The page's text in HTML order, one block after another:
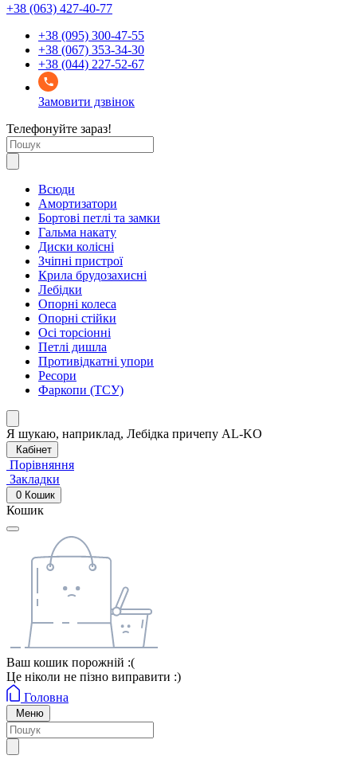
+38 (063) 427-40-77
+38 (095) 300-47-55
+38 (067) 353-34-30
+38 (044) 227-52-67
Замовити дзвінок
Телефонуйте зараз!
Всюди
Амортизатори
Бортові петлі та замки
Гальма накату
Диски колісні
Зчіпні пристрої
Крила брудозахисні
Лебідки
Опорні колеса
Опорні стійки
Осі торсіонні
Петлі дишла
Противідкатні упори
Ресори
Фаркопи (ТСУ)
Я шукаю, наприклад, Лебідка причепу AL-KO
Кабінет
Порівняння
Закладки
0 Кошик
Кошик
Ваш кошик порожній :(
Це ніколи не пізно виправити :)
Головна
Меню